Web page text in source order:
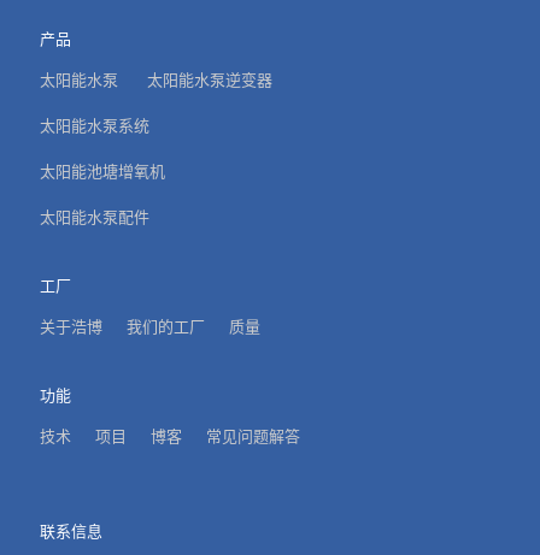
产品
太阳能水泵 太阳能水泵逆变器
太阳能水泵系统
太阳能池塘增氧机
太阳能水泵配件
工厂
关于浩博 我们的工厂 质量
功能
技术 项目 博客 常见问题解答
联系信息